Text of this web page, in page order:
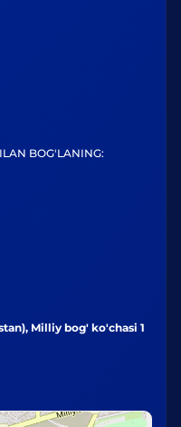
BOG'LANING:
Milliy bog' ko'chasi 1